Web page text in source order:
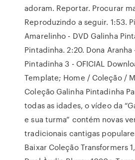
adoram. Reportar. Procurar
Reproduzindo a seguir. 1:53.
Amarelinho - DVD Galinha
Pintadinha. 2:20. Dona Aranha
Pintadinha 3 - OFICIAL
Template; Home / Coleção /
Coleção Galinha Pintadinha
todas as idades, o vídeo da
e sua turma” contém novas
tradicionais cantigas
Baixar Coleção Transformers